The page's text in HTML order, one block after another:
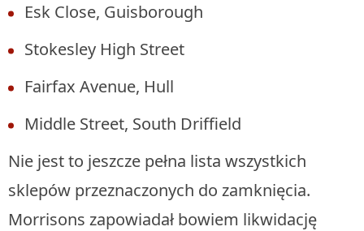
Esk Close, Guisborough
Stokesley High Street
Fairfax Avenue, Hull
Middle Street, South Driffield
Nie jest to jeszcze pełna lista wszystkich
sklepów przeznaczonych do zamknięcia.
Morrisons zapowiadał bowiem likwidację